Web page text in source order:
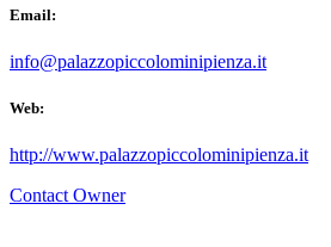
Email:
info@palazzopiccolominipienza.it
Web:
http://www.palazzopiccolominipienza.it
Contact Owner